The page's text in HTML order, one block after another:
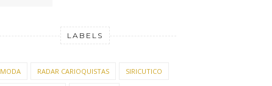
LABELS
MODA RADAR CARIOQUISTAS SIRICUTICO